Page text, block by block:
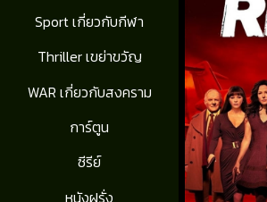
Sport เกี่ยวกับกีฬา
Thriller เขย่าขวัญ
WAR เกี่ยวกับสงคราม
การ์ตูน
ซีรีย์
หนังฝรั่ง